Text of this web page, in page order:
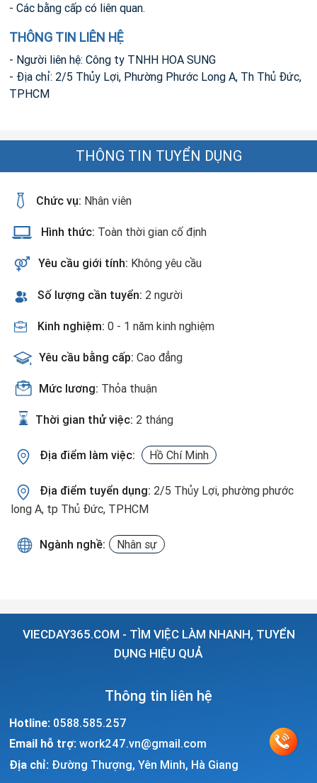
- Các bằng cấp có liên quan.
THÔNG TIN LIÊN HỆ
- Người liên hệ: Công ty TNHH HOA SUNG
- Địa chỉ: 2/5 Thủy Lợi, Phường Phước Long A, Th Thủ Đức,
TPHCM
THÔNG TIN TUYỂN DỤNG
Chức vụ: Nhân viên
Hình thức: Toàn thời gian cố định
Yêu cầu giới tính: Không yêu cầu
Số lượng cần tuyển: 2 người
Kinh nghiệm: 0 - 1 năm kinh nghiệm
Yêu cầu bằng cấp: Cao đẳng
Mức lương: Thỏa thuận
Thời gian thử việc: 2 tháng
Địa điểm làm việc: Hồ Chí Minh
Địa điểm tuyển dụng: 2/5 Thủy Lợi, phường phước
long A, tp Thủ Đức, TPHCM
Ngành nghề: Nhân sự
VIECDAY365.COM - TÌM VIỆC LÀM NHANH, TUYỂN
DỤNG HIỆU QUẢ
Thông tin liên hệ
Hotline: 0588.585.257
Email hỗ trợ: work247.vn@gmail.com
Địa chỉ: Đường Thượng, Yên Minh, Hà Giang